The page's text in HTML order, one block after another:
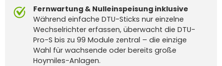
Fernwartung & Nulleinspeisung inklusive
Während einfache DTU-Sticks nur einzelne
Wechselrichter erfassen, überwacht die DTU-
Pro-S bis zu 99 Module zentral – die einzige
Wahl für wachsende oder bereits große
Hoymiles-Anlagen.